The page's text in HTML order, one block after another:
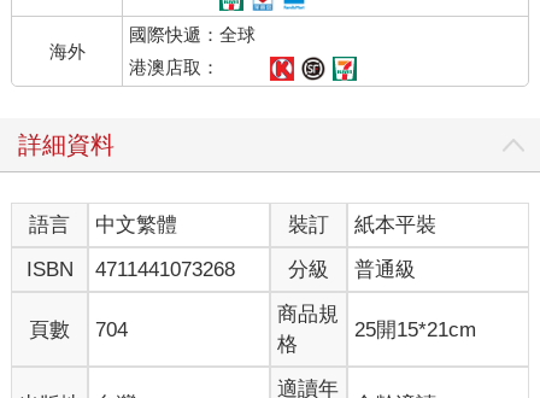
字的壞習慣。她感覺到自己的雙眼被一層厚重的陰影襲擊，彷彿
是因為這雙眼睛如此湛藍、如此圓大、如此純淨，這才受到懲
罰。陰影不是來自外面，並非像夜幕降臨或劇院的燈光黯淡下來
時所顯現的陰影；陰影是從她自己的身體、從內部攫取了她的視
圖案、棕色的木桌、放在遠處的烤肉、繫著白色圍裙的母親、鋪
著磁磚的廚房、坐在隔壁房間的父親、蒙特伊的公寓、籠罩街道
的秋日灰色天空以及全世界分開來。這個孩子受到了詛咒，陷入
黑暗之中。
蒙娜的母親焦躁不安，她打電話給家庭醫師，困惑地描述了女兒
被遮蔽的瞳孔，並在醫師的詢問下，明確指出她似乎沒有出現任
「這聽起來像是AIT。」他說，但沒有想要更進一步做出判斷。
他要蒙娜立即服用高劑量的阿斯匹靈，但最重要的是緊急將她送
到主宮醫院，他會打電話請一位同業立刻進行治療。他不是偶然
海外
國際快遞：全球
港澳店取：
詳細資料
語言 中文繁體 裝訂
紙本平裝
ISBN
4711441073268 分級 普通級
頁數 704
商品規
格
25開15*21cm
適讀年